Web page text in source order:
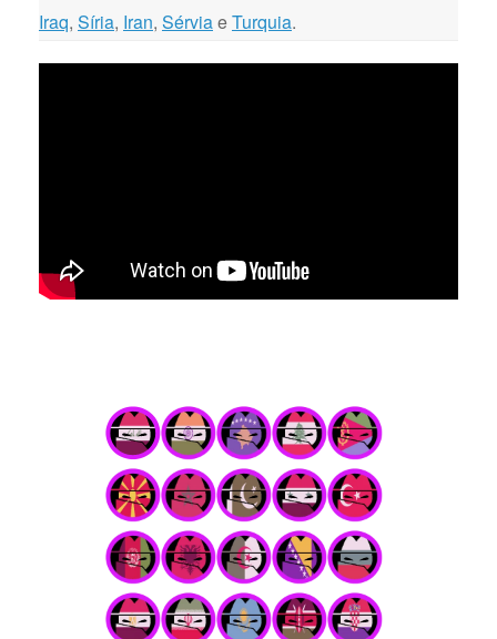
Iraq, Síria, Iran, SérviaeTurquia.